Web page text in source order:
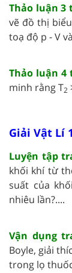
Thảo luận 3
vẽ đồ thị
toạ độ p - V
Thảo luận 4
minh rằng T2
Giải Vật Lí
Luyện tập
khối khí từ
suất của
nhiêu lần?....
Vận dụng
Boyle, giải
trong lọ